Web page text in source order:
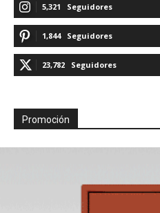
5,321 Seguidores
1,844 Seguidores
23,782 Seguidores
Promoción